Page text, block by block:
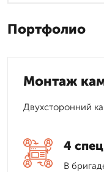
Портфолио
Монтаж
Двухсторонний
4
В